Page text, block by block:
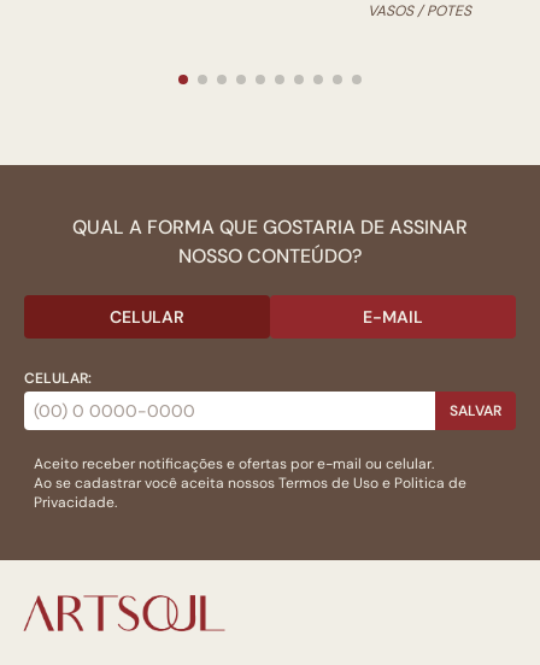
VASOS / POTES
QUAL A FORMA QUE GOSTARIA DE ASSINAR
NOSSO CONTEÚDO?
CELULAR E-MAIL
CELULAR:
SALVAR
Aceito receber notificações e ofertas por e-mail ou celular.
Ao se cadastrar você aceita nossosTermos de Usoe Politica de
Privacidade.